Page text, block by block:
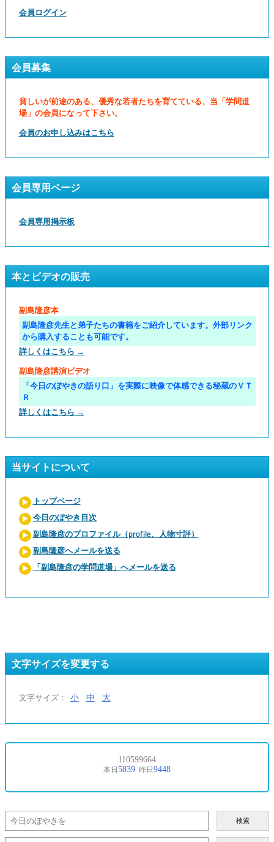
会員ログイン
会員募集
貧しいが前途のある、優秀な若者たちを育てている、当「学問道
場」の会員になって下さい。
会員のお申し込みはこちら
会員専用ページ
会員専用掲示板
本とビデオの販売
副島隆彦本
副島隆彦先生と弟子たちの書籍をご紹介しています。外部リンク
から購入することも可能です。
詳しくはこちら →
副島隆彦講演ビデオ
「今日のぼやきの語り口」を実際に映像で体感できる秘蔵のＶＴ
Ｒ
詳しくはこちら →
当サイトについて
トップページ
今日のぼやき目次
副島隆彦のプロファイル（profile、人物寸評）
副島隆彦へメールを送る
「副島隆彦の学問道場」へメールを送る
文字サイズを変更する
文字サイズ： 小 中 大
検索